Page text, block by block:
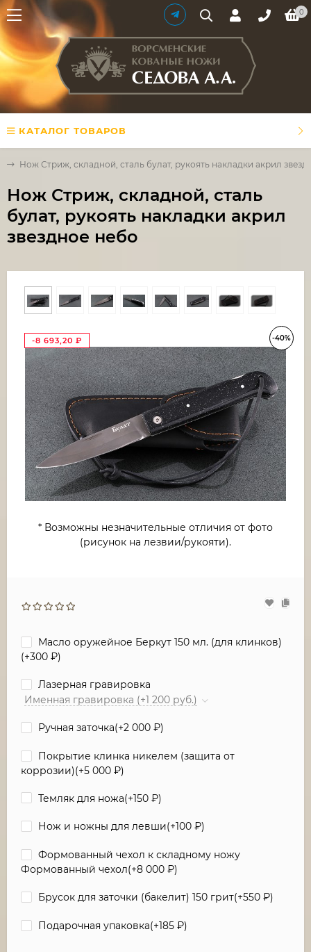
0
КАТАЛОГ ТОВАРОВ
Нож Стриж, складной, сталь булат, рукоять накладки акрил
Нож Стриж, складной, сталь
булат, рукоять накладки акрил
звездное небо
-40%
-8 693,20 ₽
* Возможны незначительные отличия от фото
(рисунок на лезвии/рукояти).
Масло оружейное Беркут 150 мл. (для клинков)
(+300 ₽)
Лазерная гравировка
Именная гравировка (+1 200 руб.)
Ручная заточка(+2 000 ₽)
Покрытие клинка никелем (защита от
коррозии)(+5 000 ₽)
Темляк для ножа(+150 ₽)
Нож и ножны для левши(+100 ₽)
Формованный чехол к складному ножу
Формованный чехол(+8 000 ₽)
Брусок для заточки (бакелит) 150 грит(+550 ₽)
Подарочная упаковка(+185 ₽)